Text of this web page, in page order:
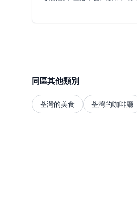
鳥和豐富的生物多樣性 。扶
晴朗時，山頂可遠眺荃灣、青
同區其他類別
荃灣的美食 荃灣的咖啡廳